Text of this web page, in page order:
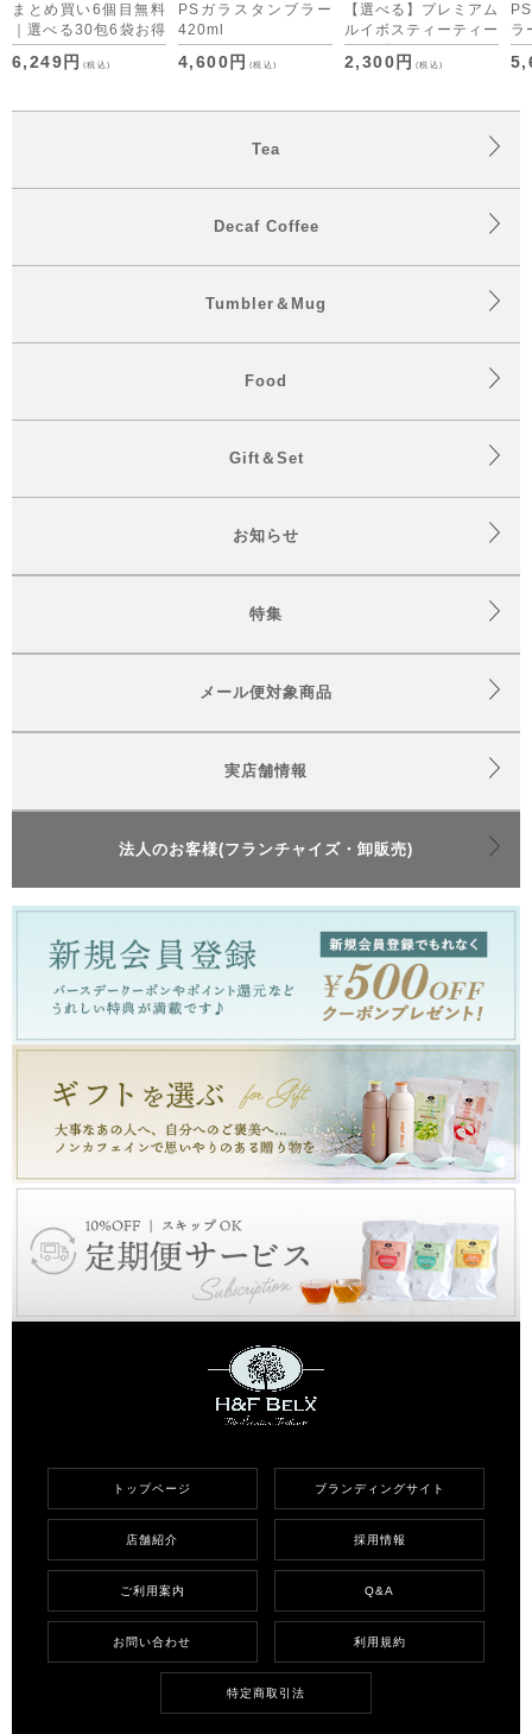
まとめ買い6個目無料
｜選べる30包6袋お得
セット デカフェコー
ヒーも仲間入り
6,249円 (税込)
PSガラスタンブラー
420ml
4,600円 (税込)
【選べる】プレミアム
ルイボスティーティー
バッグ・デカフェコー
ヒー アソート （ON
便 1/1]
2,300円 (税込)
ラ
Tea
Decaf Coffee
Tumbler＆Mug
Food
Gift＆Set
お知らせ
特集
メール便対象商品
実店舗情報
法人のお客様(フランチャイズ・卸販売)
トップページ ブランディングサイト
店舗紹介 採用情報
ご利用案内 Q&A
お問い合わせ 利用規約
特定商取引法